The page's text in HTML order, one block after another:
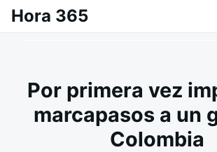
SaltarBuscar:
Hora 365
Por primera vez
marcapasos a un
Colombia